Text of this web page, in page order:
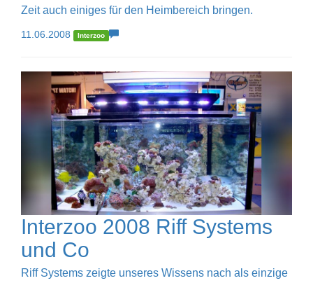
Zeit auch einiges für den Heimbereich bringen.
11.06.2008 Interzoo
Interzoo 2008 Riff Systems
und Co
Riff Systems zeigte unseres Wissens nach als einzige